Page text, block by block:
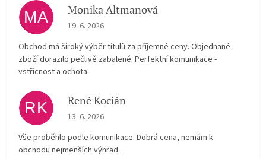
MA Monika Altmanová
The store rating is 5 out of 5 stars.
19. 6. 2026
Obchod má široký výběr titulů za příjemné ceny. Objednané
zboží dorazilo pečlivě zabalené. Perfektní komunikace -
vstřícnost a ochota.
RK René Kocián
The store rating is 5 out of 5 stars.
13. 6. 2026
Vše proběhlo podle komunikace. Dobrá cena, nemám k
obchodu nejmenších výhrad.